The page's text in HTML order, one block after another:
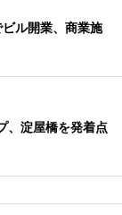
ル開業、商業施
、淀屋橋を発着点